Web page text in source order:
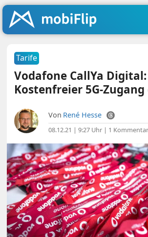
Tarife
Vodafone CallYa Digital:
Kostenfreier 5G-
Von René Hesse
08.12.21 | 9:27 Uhr | 1 Kommentar